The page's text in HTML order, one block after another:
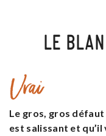
LE
Vrai
Le gros, gros
est salissant et